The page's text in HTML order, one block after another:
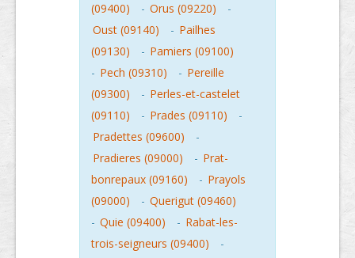
(09400)
- Orus (09220)
-
Oust (09140)
- Pailhes
(09130)
- Pamiers (09100)
- Pech (09310) - Pereille
(09300)
- Perles-et-castelet
(09110)
- Prades (09110)
-
Pradettes (09600)
-
Pradieres (09000)
- Prat-
bonrepaux (09160)
- Prayols
(09000)
- Querigut (09460)
- Quie (09400) - Rabat-les-
trois-seigneurs (09400)
-